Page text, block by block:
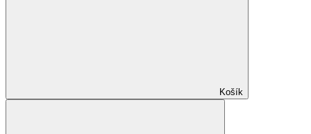
Košík